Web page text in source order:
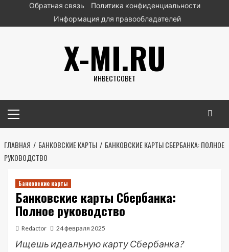
ПерейтиОбратная связь
Политика конфиденциальности
Информация для правообладателей
X-MI.RU
ИНВЕСТСОВЕТ
меню
ГЛАВНАЯ БАНКОВСКИЕ КАРТЫ
БАНКОВСКИЕ КАРТЫ СБЕРБАНКА: ПОЛНОЕ
РУКОВОДСТВО
Банковские карты
Банковские карты Сбербанка:
Полное руководство
Redactor 24 февраля 2025
Ищешь идеальную карту Сбербанка?